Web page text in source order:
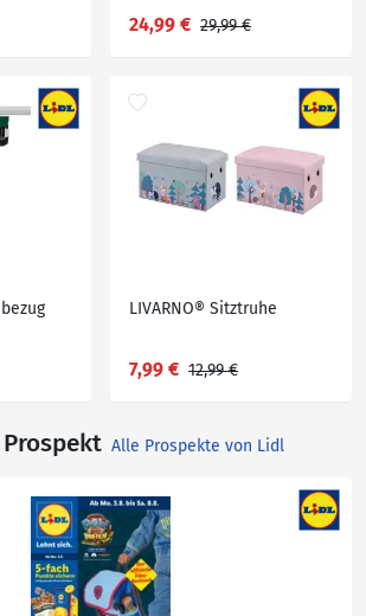
24,99 € 29,99 €
LIVARNO® Sitztruhe
7,99 € 12,99 €
Alle Prospekte von Lidl